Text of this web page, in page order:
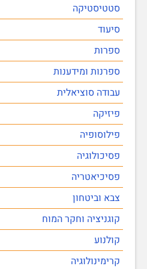
סטטיסטיקה
סיעוד
ספרות
ספרנות ומידענות
עבודה סוציאלית
פיזיקה
פילוסופיה
פסיכולוגיה
פסיכיאטריה
צבא וביטחון
קוגניציה וחקר המוח
קולנוע
קרימינולוגיה